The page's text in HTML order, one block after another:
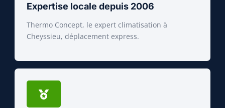
Expertise locale depuis 2006
Thermo Concept, le expert climatisation à
Cheyssieu, déplacement express.